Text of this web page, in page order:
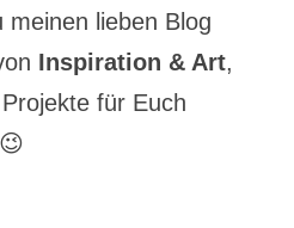
lieben Blog
Inspiration & Art,
für Euch